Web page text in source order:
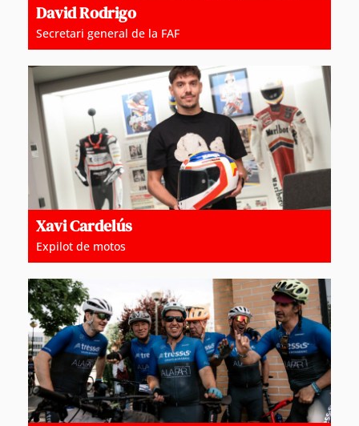
David Rodrigo
Secretari general de la FAF
Xavi Cardelús
Expilot de motos